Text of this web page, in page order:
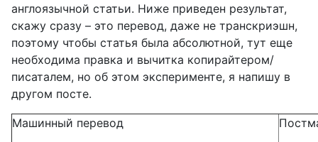
англоязычной статьи. Ниже приведен результат,
скажу сразу – это перевод, даже не транскриэшн,
поэтому чтобы статья была абсолютной, тут еще
необходима правка и вычитка копирайтером/
писаталем, но об этом эксперименте, я напишу в
другом посте.
Машинный перевод